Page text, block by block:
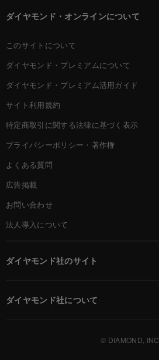
ダイヤモンド・オンラインについて
このサイトについて
ダイヤモンド・プレミアムについて
ダイヤモンド・プレミアム活用ガイド
サイト利用規約
特定商取引に関する法律に基づく表示
プライバシーポリシー・著作権
よくある質問
広告掲載
お問い合わせ
法人導入について
ダイヤモンド社のサイト
ダイヤモンド社について
© DIAMOND, INC.